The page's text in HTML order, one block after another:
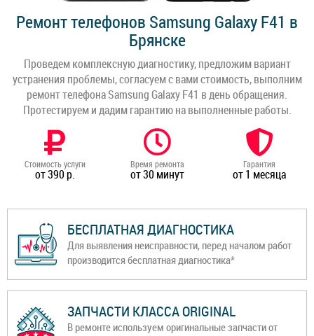
Ремонт телефонов Samsung Galaxy F41 в
Брянске
Проведем комплексную диагностику, предложим вариант
устранения проблемы, согласуем с вами стоимость, выполним
ремонт телефона Samsung Galaxy F41 в день обращения.
Протестируем и дадим гарантию на выполненные работы.
Стоимость услуги
от 390 р.
Время ремонта
от 30 минут
Гарантия
от 1 месяца
БЕСПЛАТНАЯ ДИАГНОСТИКА
Для выявления неисправности, перед началом работ
производится бесплатная диагностика*
ЗАПЧАСТИ КЛАССА ORIGINAL
В ремонте используем оригинальные запчасти от